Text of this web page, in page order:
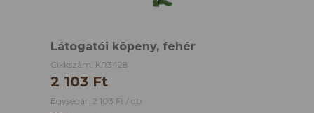
Látogatói köpeny, fehér
Cikkszám: KR3428
2 103 Ft
Egységár: 2 103 Ft / db